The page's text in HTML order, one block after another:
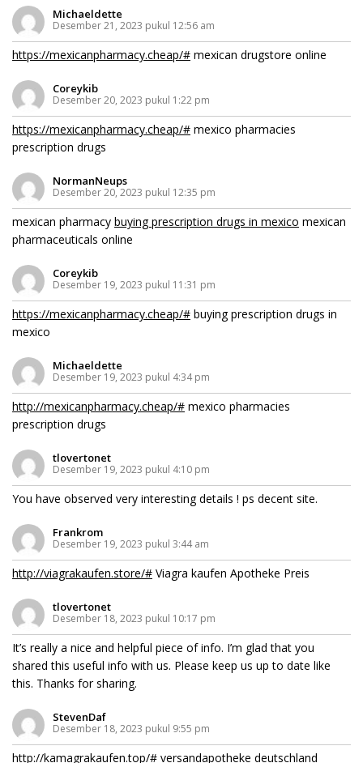
Michaeldette
Desember 21, 2023 pukul 12:56 am
https://mexicanpharmacy.cheap/# mexican drugstore online
Coreykib
Desember 20, 2023 pukul 1:22 pm
https://mexicanpharmacy.cheap/# mexico pharmacies
prescription drugs
NormanNeups
Desember 20, 2023 pukul 12:35 pm
mexican pharmacy buying prescription drugs in mexico mexican
pharmaceuticals online
Coreykib
Desember 19, 2023 pukul 11:31 pm
https://mexicanpharmacy.cheap/# buying prescription drugs in
mexico
Michaeldette
Desember 19, 2023 pukul 4:34 pm
http://mexicanpharmacy.cheap/# mexico pharmacies
prescription drugs
tlovertonet
Desember 19, 2023 pukul 4:10 pm
You have observed very interesting details ! ps decent site.
Frankrom
Desember 19, 2023 pukul 3:44 am
http://viagrakaufen.store/# Viagra kaufen Apotheke Preis
tlovertonet
Desember 18, 2023 pukul 10:17 pm
It’s really a nice and helpful piece of info. I’m glad that you
shared this useful info with us. Please keep us up to date like
this. Thanks for sharing.
StevenDaf
Desember 18, 2023 pukul 9:55 pm
http://kamagrakaufen.top/# versandapotheke deutschland